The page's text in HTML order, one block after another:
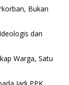
Bukan
dan
Warga, Satu